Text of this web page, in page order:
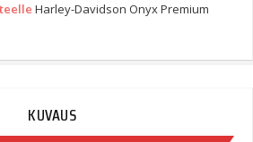
Harley-Davidson Onyx Premium
KUVAUS